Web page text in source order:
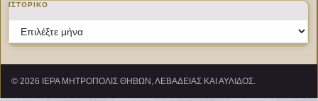
ΙΣΤΟΡΙΚΌ
Ιστορικό
© 2026 ΙΕΡΑ ΜΗΤΡΟΠΟΛΙΣ ΘΗΒΩΝ, ΛΕΒΑΔΕΙΑΣ ΚΑΙ ΑΥΛΙΔΟΣ.